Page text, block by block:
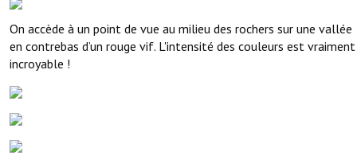
On accède à un point de vue au milieu des rochers sur une vallée
en contrebas d’un rouge vif. L'intensité des couleurs est vraiment
incroyable !